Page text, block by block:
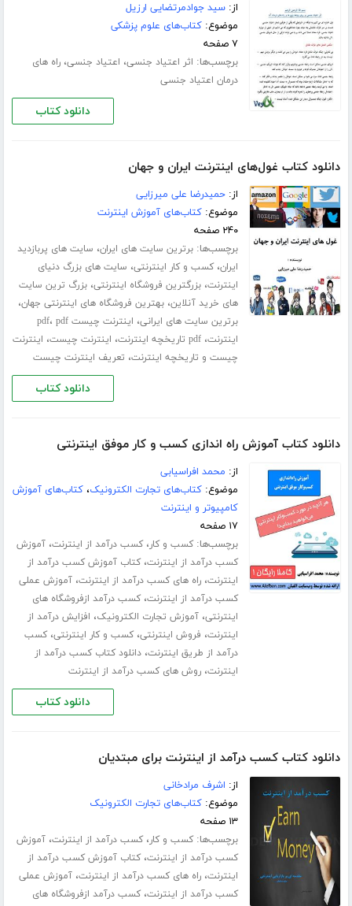
از:سید جوادمرتضایی ارزیل
موضوع:کتاب‌های علوم پزشکی
۷ صفحه
برچسب‌ها: اثر اعتیاد جنسی، اعتیاد جنسی،راه های
درمان اعتیاد جنسی
دانلود کتاب
دانلود کتاب غول‌های اینترنت ایران و جهان
از:حمیدرضا علی میرزایی
موضوع:کتاب‌های آموزش اینترنت
۲۴۰ صفحه
برچسب‌ها:برترین سایت های ایران، سایت های پربازدید
ایران،کسب و کار اینترنتی، سایت های بزرگ دنیای
اینترنت،بزرگترین فروشگاه اینترنتی،بزرگ ترین سایت
های خرید آنلاین،بهترین فروشگاه های اینترنتی جهان،
برترین سایت های ایرانی، اینترنت چیست pdf ، pdf
اینترنت،pdf تاریخچه اینترنت ، اینترنت چیست، اینترنت
چیست و تاریخچه اینترنت، تعریف اینترنت چیست
دانلود کتاب
دانلود کتاب آموزش راه اندازی کسب و کار موفق اینترنتی
از: محمد افراسیابی
موضوع:کتاب‌های تجارت الکترونیک،کتاب‌های آموزش
کامپیوتر و اینترنت
۱۷ صفحه
برچسب‌ها:کسب و کار،کسب درآمد از اینترنت،آموزش
کسب درآمد از اینترنت،کتاب آموزش کسب درآمد از
اینترنت،راه های کسب درآمد از اینترنت،آموزش عملی
کسب درآمد از اینترنت،کسب درآمد ازفروشگاه های
اینترنتی،آموزش تجارت الکترونیک، افزایش درآمد از
اینترنت، فروش اینترنتی،کسب و کار اینترنتی،کسب
درآمد از طریق اینترنت،دانلود کتاب کسب درآمد از
اینترنت،روش های کسب درآمد از اینترنت
دانلود کتاب
دانلود کتاب کسب درآمد از اینترنت برای مبتدیان
از: اشرف مرادخانی
موضوع:کتاب‌های تجارت الکترونیک
۱۳ صفحه
برچسب‌ها:کسب و کار،کسب درآمد از اینترنت،آموزش
کسب درآمد از اینترنت،کتاب آموزش کسب درآمد از
اینترنت،راه های کسب درآمد از اینترنت،آموزش عملی
کسب درآمد از اینترنت،کسب درآمد ازفروشگاه های